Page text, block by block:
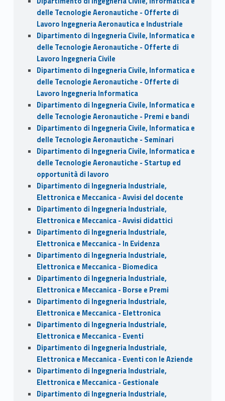
delle Tecnologie Aeronautiche - Offerte di
Lavoro Ingegneria Aeronautica e Industriale
Dipartimento di Ingegneria Civile, Informatica e
delle Tecnologie Aeronautiche - Offerte di
Lavoro Ingegneria Civile
Dipartimento di Ingegneria Civile, Informatica e
delle Tecnologie Aeronautiche - Offerte di
Lavoro Ingegneria Informatica
Dipartimento di Ingegneria Civile, Informatica e
delle Tecnologie Aeronautiche - Premi e bandi
Dipartimento di Ingegneria Civile, Informatica e
delle Tecnologie Aeronautiche - Seminari
Dipartimento di Ingegneria Civile, Informatica e
delle Tecnologie Aeronautiche - Startup ed
opportunità di lavoro
Dipartimento di Ingegneria Industriale,
Elettronica e Meccanica - Avvisi del docente
Dipartimento di Ingegneria Industriale,
Elettronica e Meccanica - Avvisi didattici
Dipartimento di Ingegneria Industriale,
Elettronica e Meccanica - In Evidenza
Dipartimento di Ingegneria Industriale,
Elettronica e Meccanica - Biomedica
Dipartimento di Ingegneria Industriale,
Elettronica e Meccanica - Borse e Premi
Dipartimento di Ingegneria Industriale,
Elettronica e Meccanica - Elettronica
Dipartimento di Ingegneria Industriale,
Elettronica e Meccanica - Eventi
Dipartimento di Ingegneria Industriale,
Elettronica e Meccanica - Eventi con le Aziende
Dipartimento di Ingegneria Industriale,
Elettronica e Meccanica - Gestionale
Dipartimento di Ingegneria Industriale,